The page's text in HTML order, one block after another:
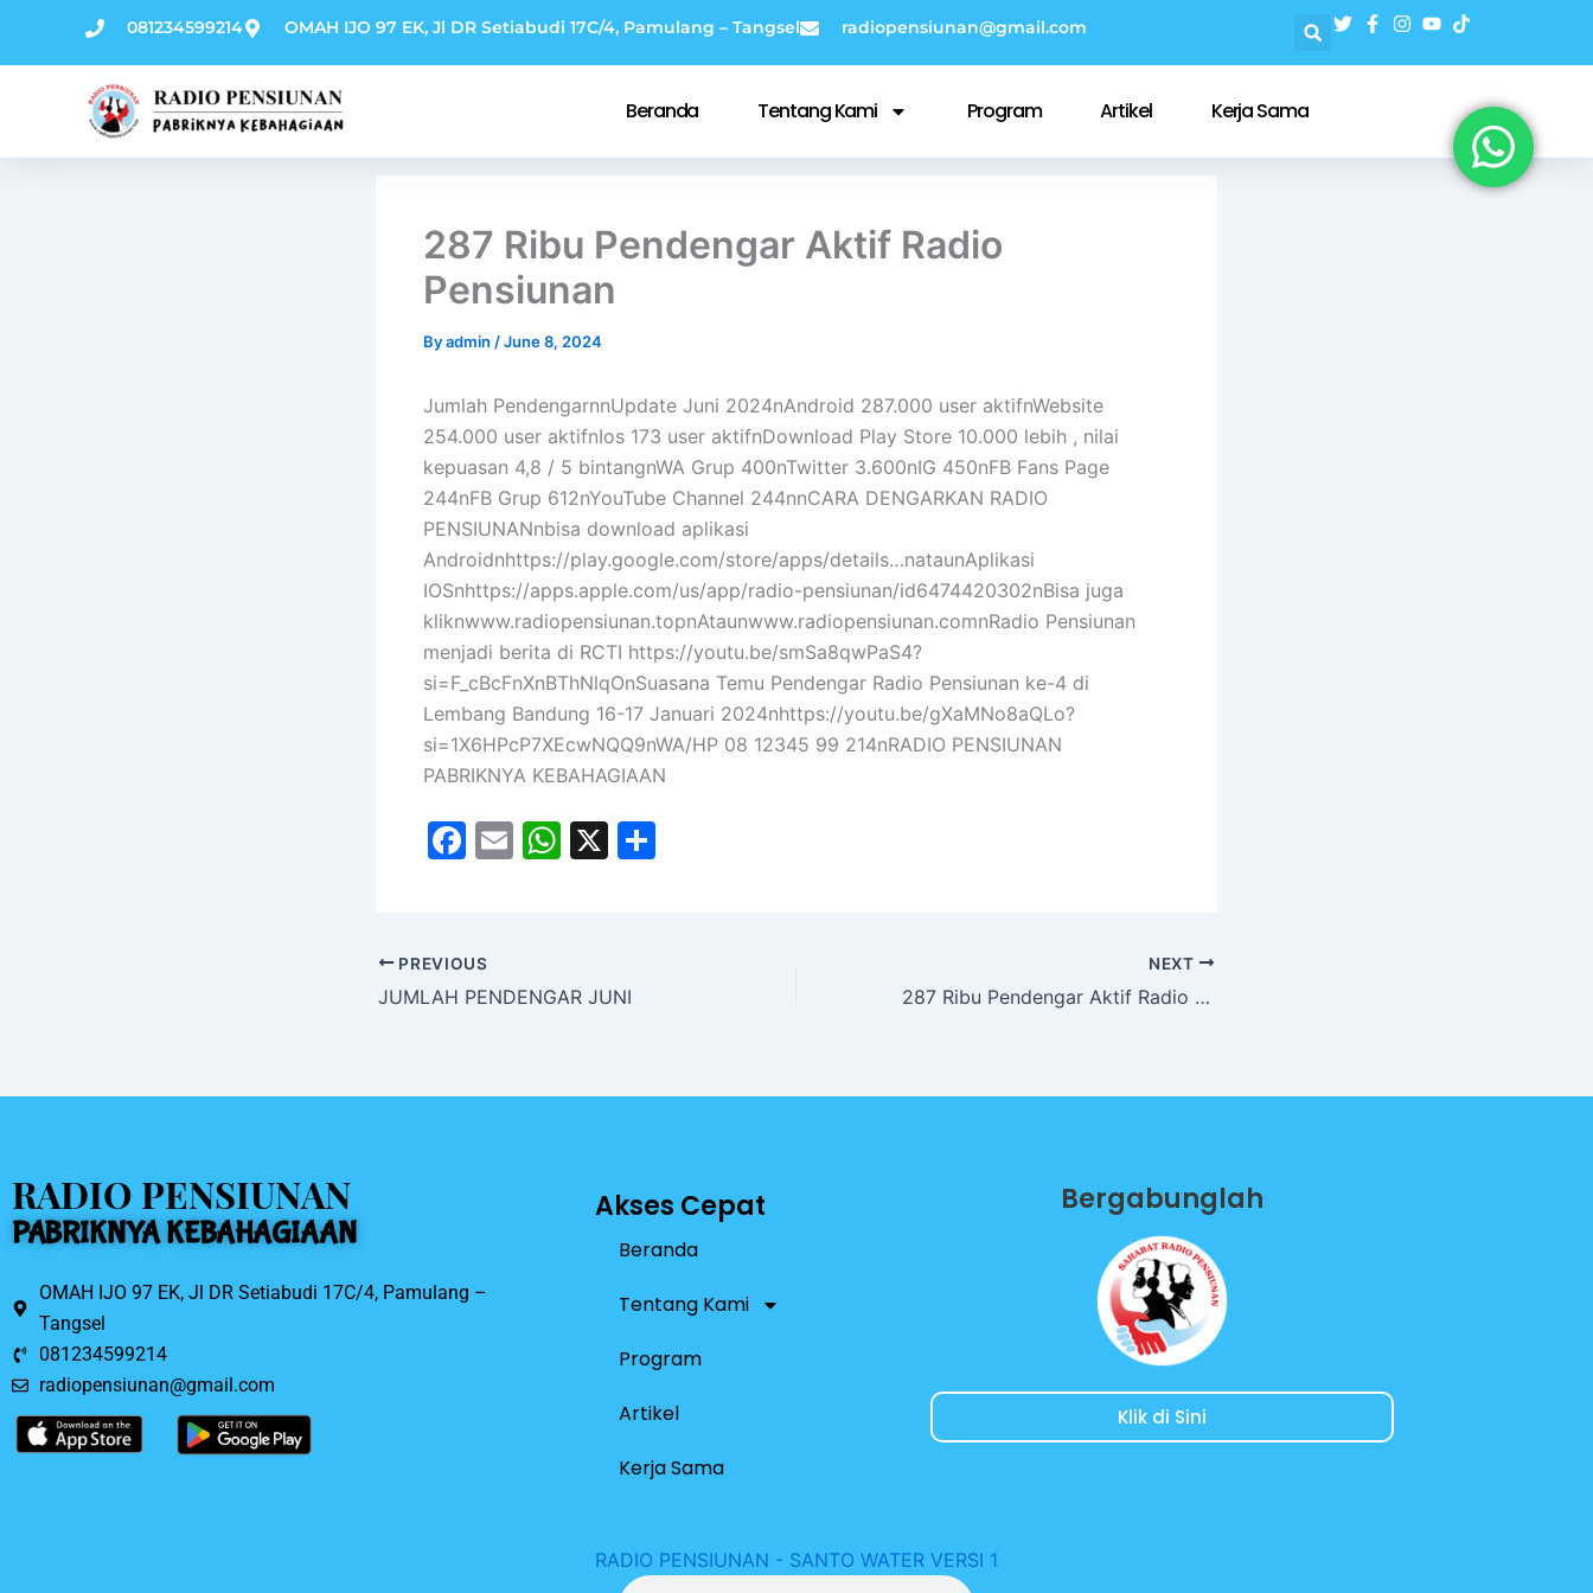
081234599214 OMAH IJO 97 EK, Jl DR Setiabudi 17C/4, Pamulang – Tangsel radiopensiunan@gmail.com
Beranda Tentang Kami Program Artikel Kerja Sama
287 Ribu Pendengar Aktif Radio
Pensiunan
Byadmin /June 8, 2024
Jumlah PendengarnnUpdate Juni 2024nAndroid 287.000 user aktifnWebsite
254.000 user aktifnIos 173 user aktifnDownload Play Store 10.000 lebih , nilai
kepuasan 4,8 / 5 bintangnWA Grup 400nTwitter 3.600nIG 450nFB Fans Page
244nFB Grup 612nYouTube Channel 244nnCARA DENGARKAN RADIO
PENSIUNANnbisa download aplikasi
Androidnhttps://play.google.com/store/apps/details…nataunAplikasi
IOSnhttps://apps.apple.com/us/app/radio-pensiunan/id6474420302nBisa juga
kliknwww.radiopensiunan.topnAtaunwww.radiopensiunan.comnRadio Pensiunan
menjadi berita di RCTI https://youtu.be/smSa8qwPaS4?
si=F_cBcFnXnBThNlqOnSuasana Temu Pendengar Radio Pensiunan ke-4 di
Lembang Bandung 16-17 Januari 2024nhttps://youtu.be/gXaMNo8aQLo?
si=1X6HPcP7XEcwNQQ9nWA/HP 08 12345 99 214nRADIO PENSIUNAN
PABRIKNYA KEBAHAGIAAN
F
e
b
k
E
W
A
X
PREVIOUS
JUMLAH PENDENGAR JUNI
NEXT
287 Ribu Pendengar Aktif Radio Pensiunan
RADIO PENSIUNAN
PABRIKNYA KEBAHAGIAAN
OMAH IJO 97 EK, Jl DR Setiabudi 17C/4, Pamulang –
Tangsel
081234599214
radiopensiunan@gmail.com
Akses Cepat
Beranda
Tentang Kami
Program
Artikel
Kerja Sama
Bergabunglah
Klik di Sini
RADIO PENSIUNAN - SANTO WATER VERSI 1